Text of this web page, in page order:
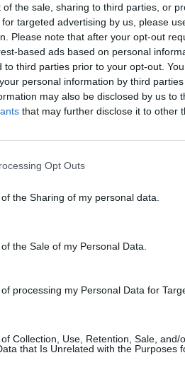
of the sale, sharing to third parties, or
targeted advertising by us, please
Please note that after your opt-out
based ads based on personal
to third parties prior to your opt-out.
personal information by third
may also be disclosed by us to
that may further disclose it to other
Opt Outs
the Sharing of my personal data.
the Sale of my Personal Data.
processing my Personal Data for
Collection, Use, Retention, Sale, and/
that Is Unrelated with the Purposes
να κάνουμε όταν το
πρόβλημα των γονέων